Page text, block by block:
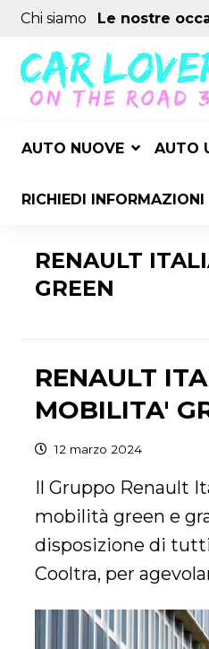
Chi siamo Le nostre
AUTO NUOVE AUTO
RICHIEDI INFORMAZIONI
RENAULT
GREEN
RENAULT
MOBILITA'
12 marzo 2024
Il Gruppo Renault
mobilità green e
disposizione di
Cooltra, per